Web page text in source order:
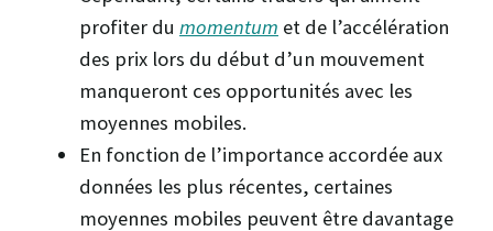
profiter du momentum et de l’accélération
des prix lors du début d’un mouvement
manqueront ces opportunités avec les
moyennes mobiles.
En fonction de l’importance accordée aux
données les plus récentes, certaines
moyennes mobiles peuvent être davantage